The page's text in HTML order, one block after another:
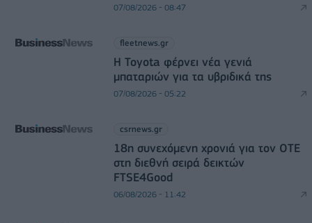
07/08/2026 - 08:47
fleetnews.gr
Η Toyota φέρνει νέα γενιά
μπαταριών για τα υβριδικά της
07/08/2026 - 05:22
csrnews.gr
18η συνεχόμενη χρονιά για τον ΟΤΕ
στη διεθνή σειρά δεικτών
FTSE4Good
06/08/2026 - 11:42